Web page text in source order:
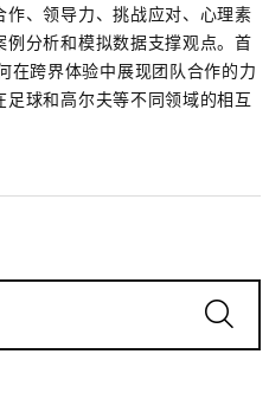
、领导力、挑战应对、心理素
分析和模拟数据支撑观点。首
在跨界体验中展现团队合作的力
球和高尔夫等不同领域的相互